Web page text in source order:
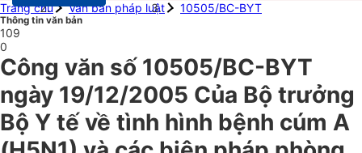
Trang chủ
Văn bản pháp luật 10505/BC-BYT
Thông tin văn bản
109
0
Công văn số 10505/BC-BYT
ngày 19/12/2005 Của Bộ trưởng
Bộ Y tế về tình hình bệnh cúm A